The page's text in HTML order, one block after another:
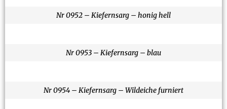
Nr 0952 – Kiefernsarg – honig hell
Nr 0953 – Kiefernsarg – blau
Nr 0954 – Kiefernsarg – Wildeiche furniert